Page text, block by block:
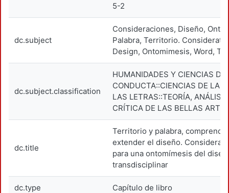
5-2
dc.subject
Consideraciones, Diseño,
Palabra, Territorio.
Design, Ontomimesis, Word,
dc.subject.classification
HUMANIDADES Y CIENCIAS DE
CONDUCTA::CIENCIAS DE LAS
LAS LETRAS::TEORÍA,
CRÍTICA DE LAS BELLAS
dc.title
Territorio y palabra,
extender el diseño.
para una ontomímesis del
transdisciplinar
dc.type Capítulo de libro